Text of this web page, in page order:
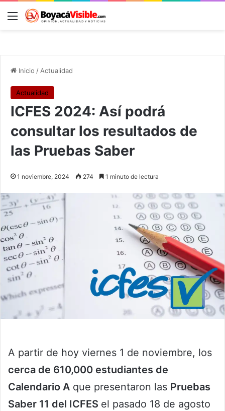
Menú
Inicio / Actualidad
Actualidad
ICFES 2024: Así podrá
consultar los resultados de
las Pruebas Saber
1 noviembre, 2024 274 1 minuto de lectura
A partir de hoy viernes 1 de noviembre, los
cerca de 610,000 estudiantes de
Calendario A que presentaron las Pruebas
Saber 11 del ICFES el pasado 18 de agosto